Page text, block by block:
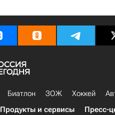
Биатлон ЗОЖ Хоккей
Продукты и сервисы Пресс-